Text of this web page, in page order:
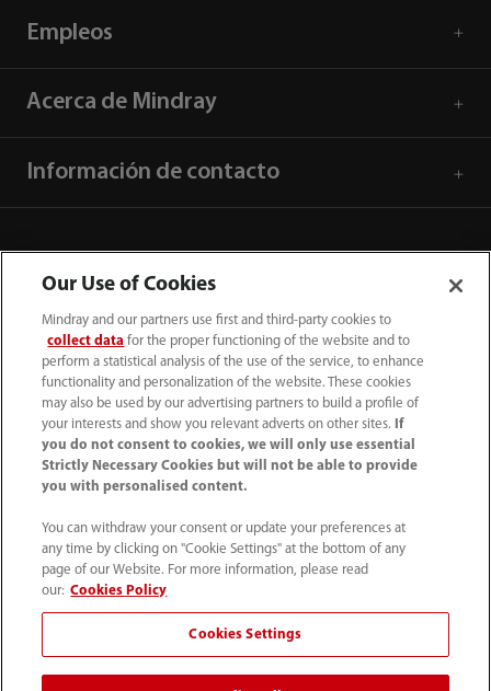
Empleos
Acerca de Mindray
Información de contacto
52 55 5661 9450
Condiciones de uso｜Mapa del sitio｜Aviso cookies
Aviso de privacidad
Mindray Headquarters, Mindray Building, Keji 12th Road
Our Use of Cookies
Mindray and our partners use first and third-party cookies to
collect data for the proper functioning of the website and to
perform a statistical analysis of the use of the service, to enhance
functionality and personalization of the website. These cookies
may also be used by our advertising partners to build a profile of
your interests and show you relevant adverts on other sites.
If
you do not consent to cookies, we will only use essential
Strictly Necessary Cookies but will not be able to provide
you with personalised content.
You can withdraw your consent or update your preferences at
any time by clicking on "Cookie Settings" at the bottom of any
page of our Website. For more information, please read
our: Cookies Policy
Cookies Settings